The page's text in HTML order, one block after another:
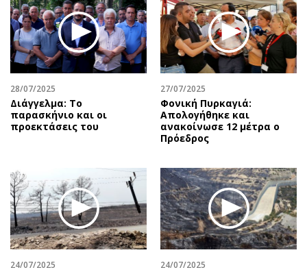
28/07/2025
Διάγγελμα: Το
παρασκήνιο και οι
προεκτάσεις του
27/07/2025
Φονική Πυρκαγιά:
Απολογήθηκε και
ανακοίνωσε 12 μέτρα ο
Πρόεδρος
24/07/2025 24/07/2025